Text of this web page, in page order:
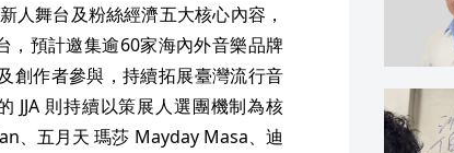
人舞台及粉絲經濟五大核心內容，
，預計邀集逾60家海內外音樂品牌
創作者參與，持續拓展臺灣流行音
JJA 則持續以策展人選團機制為核
、五月天 瑪莎 Mayday Masa、迪